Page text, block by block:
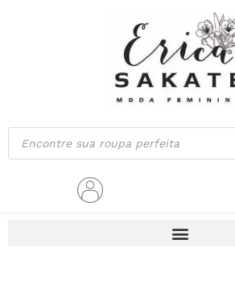
Pesquisar
produtos